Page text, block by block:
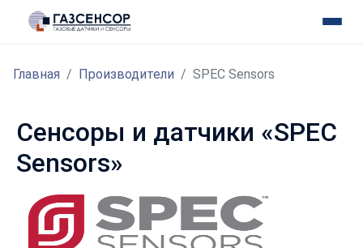
Главная Производители SPEC Sensors
Сенсоры и датчики «SPEC
Sensors»